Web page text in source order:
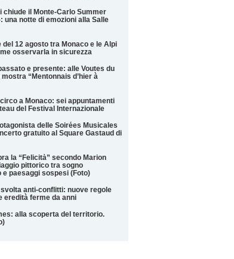
chiude il Monte-Carlo Summer
una notte di emozioni alla Salle
del 12 agosto tra Monaco e le Alpi
osservarla in sicurezza
e presente: alle Voutes du
“Mentonnais d’hier à
a Monaco: sei appuntamenti
del Festival Internazionale
delle Soirées Musicales
gratuito al Square Gastaud di
la “Felicità” secondo Marion
pittorico tra sogno
e paesaggi sospesi (Foto)
anti-conflitti: nuove regole
eredità ferme da anni
alla scoperta del territorio.